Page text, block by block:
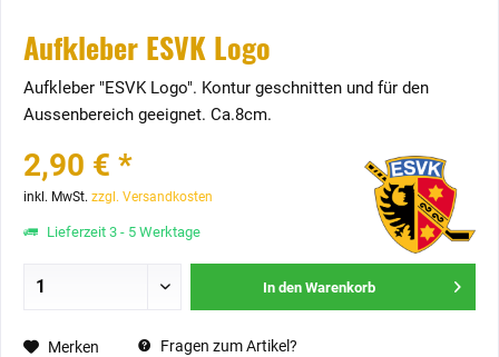
Aufkleber ESVK Logo
Aufkleber "ESVK Logo". Kontur geschnitten und für den
Aussenbereich geeignet. Ca.8cm.
2,90 € *
inkl. MwSt. zzgl. Versandkosten
Lieferzeit 3 - 5 Werktage
In den Warenkorb
Merken Fragen zum Artikel?